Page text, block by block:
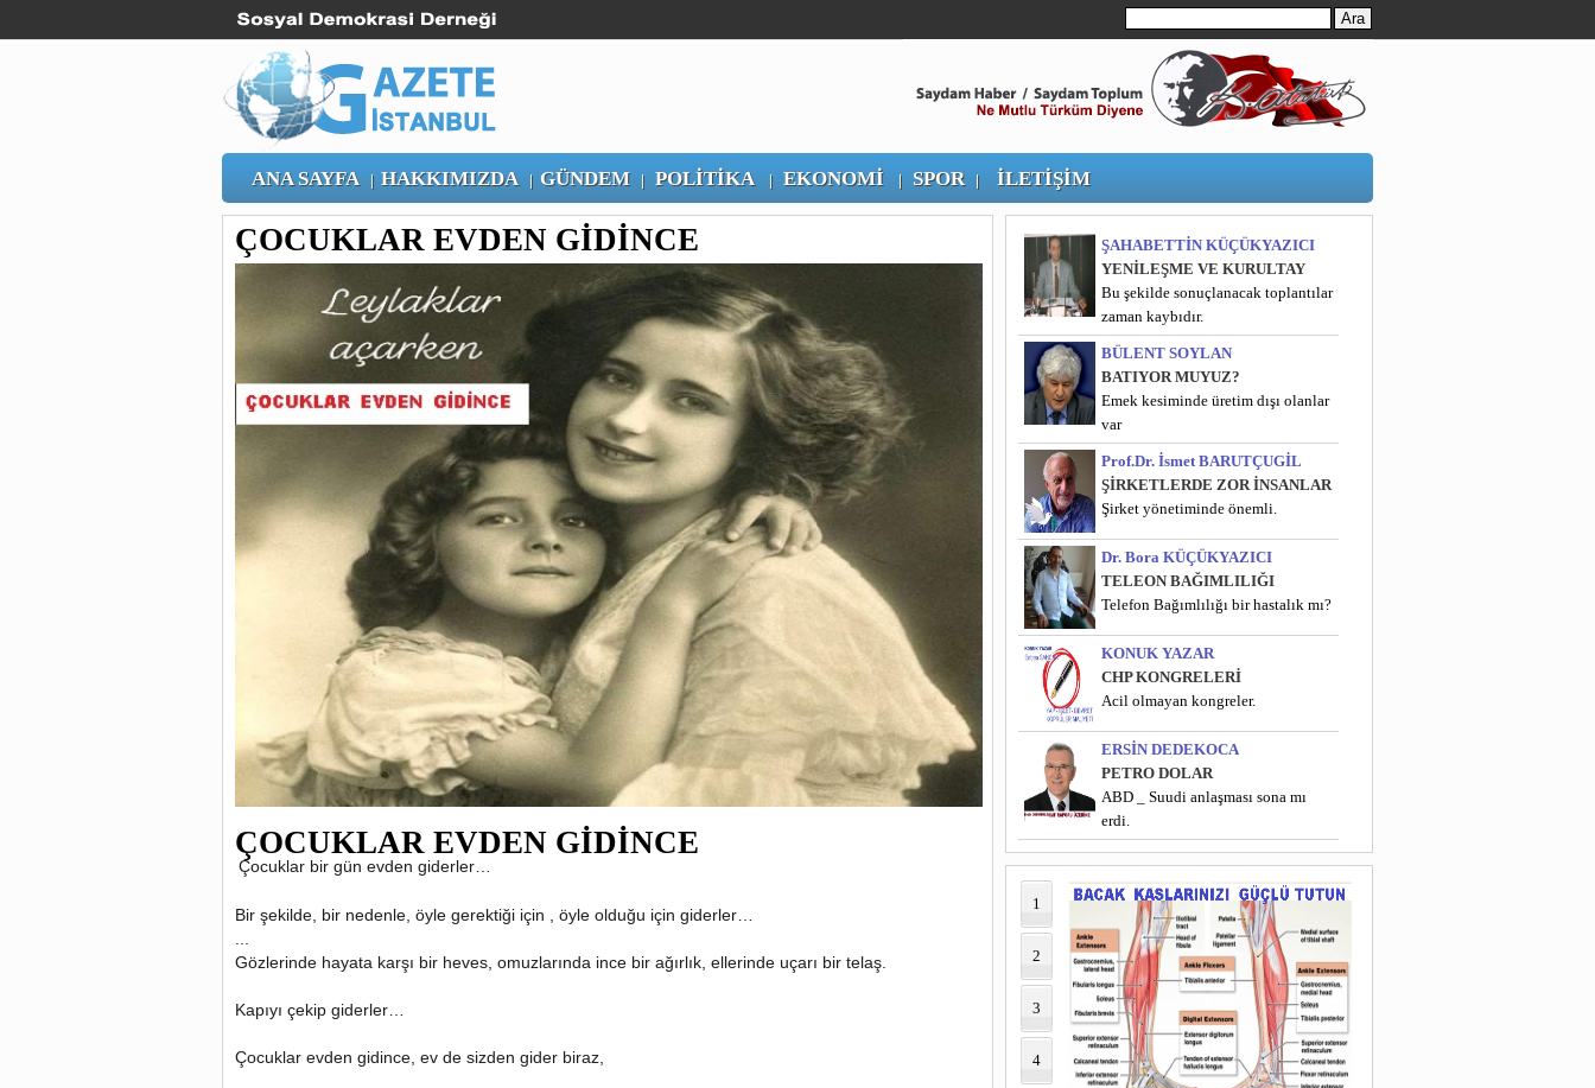
ANA SAYFA | HAKKIMIZDA | GÜNDEM| POLİTİKA | EKONOMİ | SPOR| İLETİŞİM
ÇOCUKLAR EVDEN GİDİNCE
ÇOCUKLAR EVDEN GİDİNCE
Çocuklar bir gün evden giderler…
Bir şekilde, bir nedenle, öyle gerektiği için , öyle olduğu için giderler…
Gözlerinde hayata karşı bir heves, omuzlarında ince bir ağırlık, ellerinde uçarı bir telaş.
Kapıyı çekip giderler…
Çocuklar evden gidince, ev de sizden gider biraz,
ŞAHABETTİN KÜÇÜKYAZICI
YENİLEŞME VE KURULTAY
Bu şekilde sonuçlanacak toplantılar
zaman kaybıdır.
BÜLENT SOYLAN
BATIYOR MUYUZ?
Emek kesiminde üretim dışı olanlar
var
Prof.Dr. İsmet BARUTÇUGİL
ŞİRKETLERDE ZOR İNSANLAR
Şirket yönetiminde önemli.
Dr. Bora KÜÇÜKYAZICI
TELEON BAĞIMLILIĞI
Telefon Bağımlılığı bir hastalık mı?
KONUK YAZAR
CHP KONGRELERİ
Acil olmayan kongreler.
ERSİN DEDEKOCA
PETRO DOLAR
ABD _ Suudi anlaşması sona mı
erdi.
1
2
3
4